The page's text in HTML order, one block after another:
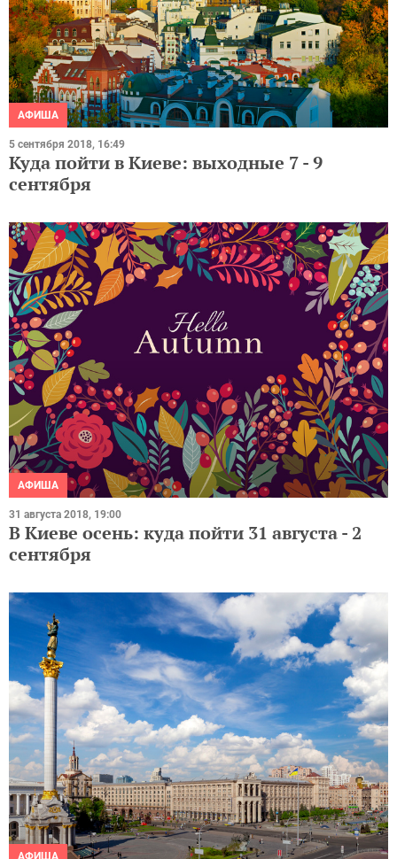
АФИША
5 сентября 2018, 16:49
Куда пойти в Киеве: выходные 7 - 9
сентября
АФИША
31 августа 2018, 19:00
В Киеве осень: куда пойти 31 августа - 2
сентября
АФИША